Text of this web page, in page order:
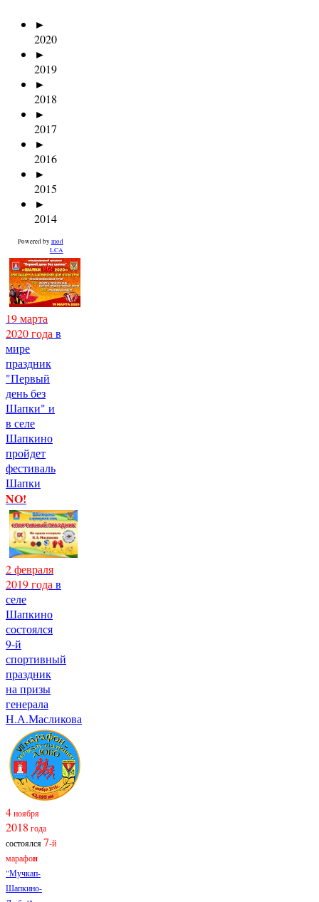
►
2020
►
2019
►
2018
►
2017
►
2016
►
2015
►
2014
Powered by mod
LCA
19 марта
2020 годав
мире
праздник
"Первый
день без
Шапки" и
в селе
Шапкино
пройдет
фестиваль
Шапки
NO!
2 февраля
2019 годав
селе
Шапкино
состоялся
9-й
спортивный
праздник
на призы
генерала
Н.А.Масликова
4ноября
2018 года
состоялся7-й
марафон
"Мучкап-
Шапкино-